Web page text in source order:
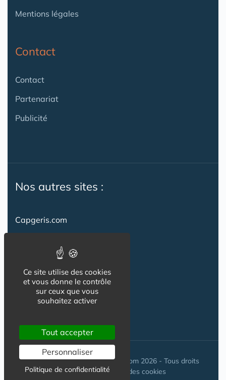
Mentions légales
Contact
Contact
Partenariat
Publicité
Nos autres sites :
Capgeris.com
Emploi-formation-sante.com
Seniorissimmo.com
Creche-et-naissance.com
© Maisons-et-poles-de-sante.com 2026 - Tous droits
réservés. //Gestion des cookies
Ce site utilise des cookies
et vous donne le contrôle
sur ceux que vous
souhaitez activer
Tout accepter
Personnaliser
Politique de confidentialité